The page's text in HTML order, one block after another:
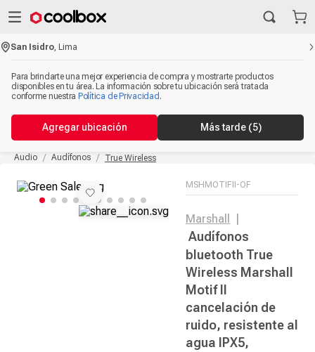
San Isidro ,Lima
Para brindarte una mejor experiencia de compra y mostrarte productos
disponibles en tu área. La información sobre tu ubicación será tratada
conforme nuestra Política de Privacidad .
Agregar ubicación Más tarde (5)
Audio Audífonos True Wireless
MSHMOTIFII-OF
Marshall
Audífonos
bluetooth True
Wireless Marshall
Motif II
cancelación de
ruido, resistente al
agua IPX5,